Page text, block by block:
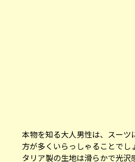
本物を知る大人男性は、スーツ
方が多くいらっしゃることでし
タリア製の生地は滑らかで光沢